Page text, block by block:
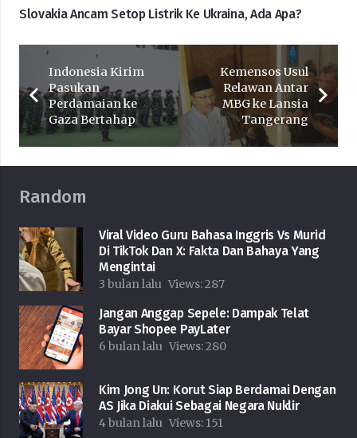
Slovakia Ancam Setop Listrik Ke Ukraina, Ada Apa?
Indonesia Kirim
Pasukan
Perdamaian ke
Gaza Bertahap
Kemensos Usul
Relawan Antar
MBG ke Lansia
Tangerang
Random
Viral Video Guru Bahasa Inggris Vs Murid
Di TikTok Dan X: Fakta Dan Bahaya Yang
Mengintai
3 bulan lalu Views:287
Jangan Anggap Sepele: Dampak Telat
Bayar Shopee PayLater
6 bulan lalu Views:280
Kim Jong Un: Korut Siap Berdamai Dengan
AS Jika Diakui Sebagai Negara Nuklir
4 bulan lalu Views: 151